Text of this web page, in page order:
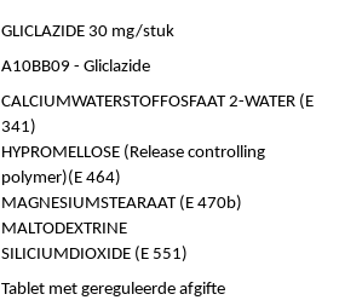
GLICLAZIDE 30 mg/stuk
A10BB09 - Gliclazide
CALCIUMWATERSTOFFOSFAAT 2-WATER (E
341)
HYPROMELLOSE (Release controlling
polymer)(E 464)
MAGNESIUMSTEARAAT (E 470b)
MALTODEXTRINE
SILICIUMDIOXIDE (E 551)
Tablet met gereguleerde afgifte